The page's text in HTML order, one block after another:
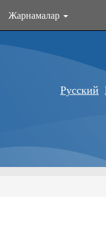
Жарнамалар
Русский